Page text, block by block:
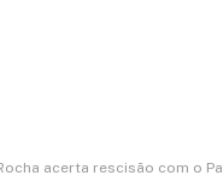
acerta rescisão com o